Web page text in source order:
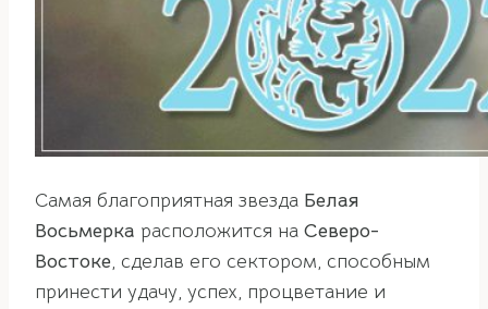
Самая благоприятная звезда Белая
Восьмерка расположится на Северо-
Востоке, сделав его сектором, способным
принести удачу, успех, процветание и